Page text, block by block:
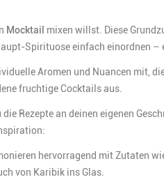
Mocktail mixen willst. Diese
Spirituose einfach einordnen
Aromen und Nuancen mit,
fruchtige Cocktails aus.
die Rezepte an deinen eigenen
hervorragend mit Zutaten
von Karibik ins Glas.